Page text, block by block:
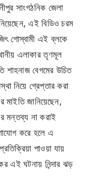
সাংগঠনিক জেলা
এই বিডিও চরম
গোস্বামী এই ব্লকে
এলাকার তৃণমূল
শাহনাজ বেগমের উচিত
নিয়ে গ্রেপ্তার করা
জানিয়েছেন,
মন্তব্য না করাই
করে হলে এ
পাওয়া যায়
এই ঘটনায় নিন্দার ঝড়